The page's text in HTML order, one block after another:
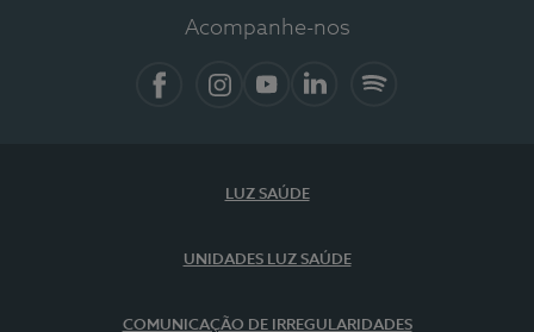
Acompanhe-nos
LUZ SAÚDE
UNIDADES LUZ SAÚDE
COMUNICAÇÃO DE IRREGULARIDADES